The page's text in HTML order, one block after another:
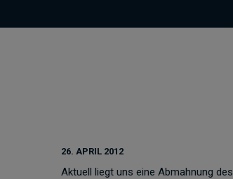
26. APRIL 2012
Aktuell liegt uns eine Abmahnung